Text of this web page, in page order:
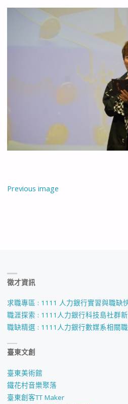
Previous image
徵才資訊
求職專區 : 1111 人力銀行實習與職缺
職涯探索 : 1111人力銀行科技島社群
職缺精選 : 1111人力銀行數媒系相關
臺東文創
臺東美術館
鐵花村音樂聚落
臺東創客TT Maker